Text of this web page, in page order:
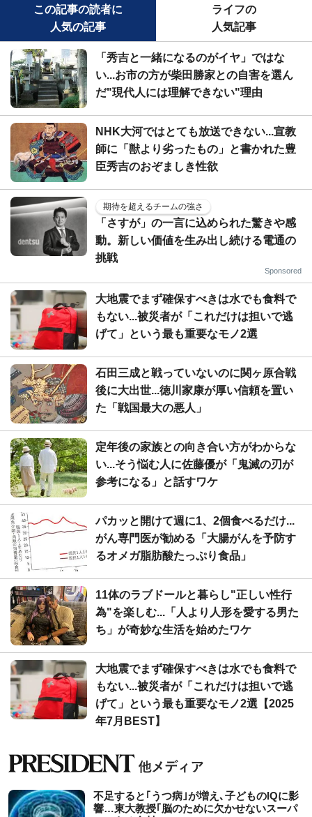
この記事の読者に
人気の記事
ライフの
人気記事
「秀吉と一緒になるのがイヤ」ではな
い...お市の方が柴田勝家との自害を選ん
だ"現代人には理解できない"理由
NHK大河ではとても放送できない...宣教
師に「獣より劣ったもの」と書かれた豊
臣秀吉のおぞましき性欲
期待を超えるチームの強さ
「さすが」の一言に込められた驚きや感
動。新しい価値を生み出し続ける電通の
挑戦
Sponsored
大地震でまず確保すべきは水でも食料で
もない...被災者が「これだけは担いで逃
げて」という最も重要なモノ2選
石田三成と戦っていないのに関ヶ原合戦
後に大出世...徳川家康が厚い信頼を置い
た「戦国最大の悪人」
定年後の家族との向き合い方がわからな
い...そう悩む人に佐藤優が「鬼滅の刃が
参考になる」と話すワケ
パカッと開けて週に1、2個食べるだけ...
がん専門医が勧める「大腸がんを予防す
るオメガ脂肪酸たっぷり食品」
11体のラブドールと暮らし"正しい性行
為"を楽しむ...「人より人形を愛する男た
ち」が奇妙な生活を始めたワケ
大地震でまず確保すべきは水でも食料で
もない...被災者が「これだけは担いで逃
げて」という最も重要なモノ2選【2025
年7月BEST】
不足すると｢うつ病｣が増え､子どものIQに影
響…東大教授｢脳のために欠かせないスーパ